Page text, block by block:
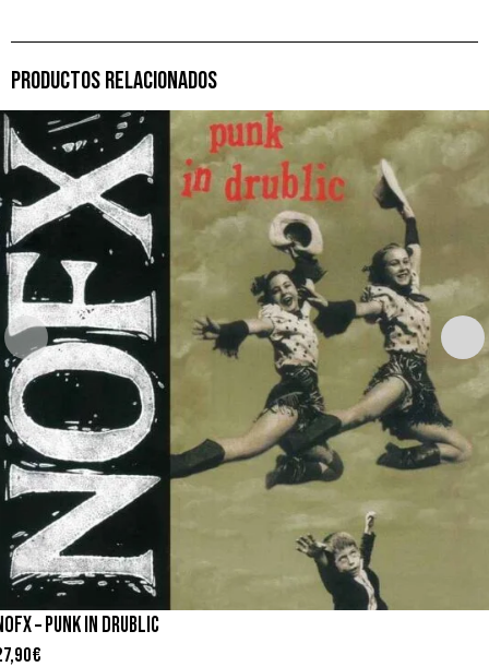
PRODUCTOS RELACIONADOS
– PUNK IN DRUBLIC
€